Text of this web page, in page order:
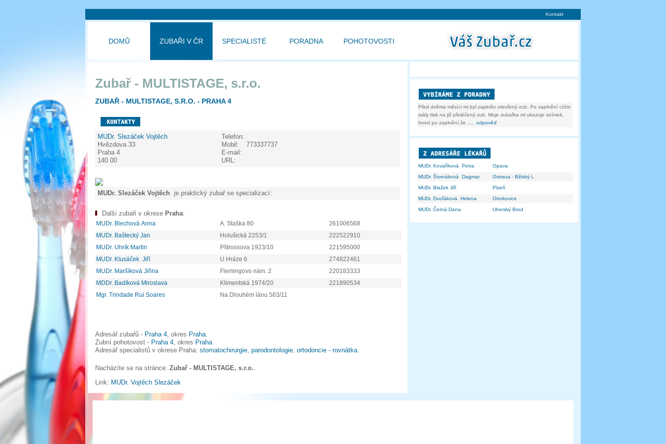
Kontakt
DOMŮ ZUBAŘI V ČR SPECIALISTÉ PORADNA POHOTOVOSTI
Zubař - MULTISTAGE, s.r.o.
ZUBAŘ - MULTISTAGE, S.R.O. - PRAHA 4
MUDr. Slezáček Vojtěch
Hvězdova 33
Praha 4
140 00
Telefon:
Mobil:
E-mail:
URL:
773337737
MUDr. Slezáček Vojtěch je praktický zubař se specializací:
Další zubaři v okrese Praha:
MUDr. Blechová Anna A. Staška 80
261006568
MUDr. Baštecký Jan
Holušická 2253/1
222522910
MUDr. Uhrík Martin
Pštrossova 1923/10
221595000
MUDr. Klusáček Jiří
U Hráze 6
274822461
MUDr. Maršíková Jiřina
Flemingovo nám. 2
220183333
MDDr. Badíková Miroslava
Klimentská 1974/20
221890534
Mgr. Trindade Rui Soares
Na Dlouhém lánu 563/11
Adresář zubařů - Praha 4, okres Praha.
Zubní pohotovost - Praha 4, okres Praha.
Adresář specialistů v okrese Praha: stomatochirurgie, parodontologie, ortodoncie - rovnátka.
Nacházíte se na stránce: Zubař - MULTISTAGE, s.r.o..
Link: MUDr. Vojtěch Slezáček
Před dvěma měsíci mi byl zaplněn otevřený zub. Po zaplnění cítím
stály tlak na již přeléčený zub. Moje zubařka mi ukazuje snímek,
hned po zaplnění,že ...
.. odpověď
MUDr. Kovaříková Petra
Opava
MUDr. Štveráková Dagmar
Ostrava - Bělský L
MUDr. Blažek Jiří
Plzeň
MUDr. Dvořáková Helena
Otrokovice
MUDr. Černá Dana
Uherský Brod